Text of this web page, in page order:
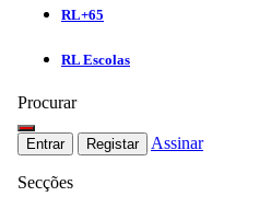
RL+65
RL Escolas
Procurar
Entrar Registar Assinar
Secções